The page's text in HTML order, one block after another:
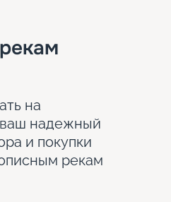
на
надежный
и покупки
рекам